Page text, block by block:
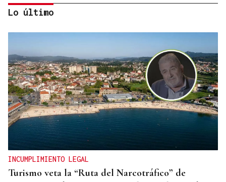
RELACIONES DIPLOMÁTICAS
Chile y Venezuela retoman sus relaciones
consulares tras dos años de ruptura
Lo último
INCUMPLIMIENTO LEGAL
Turismo veta la “Ruta del Narcotráfico” de